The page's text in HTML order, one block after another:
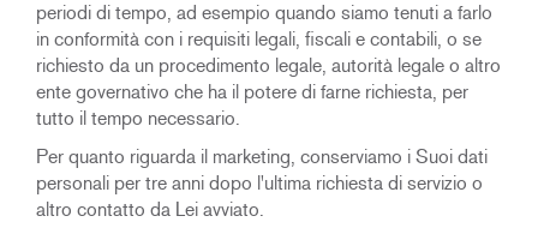
periodi di tempo, ad esempio quando siamo tenuti a farlo
in conformità con i requisiti legali, fiscali e contabili, o se
richiesto da un procedimento legale, autorità legale o altro
ente governativo che ha il potere di farne richiesta, per
tutto il tempo necessario.
Per quanto riguarda il marketing, conserviamo i Suoi dati
personali per tre anni dopo l'ultima richiesta di servizio o
altro contatto da Lei avviato.